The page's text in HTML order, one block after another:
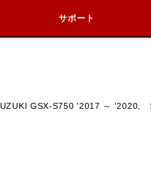
サポート
GSX-S750 '2017 ～ '2020,